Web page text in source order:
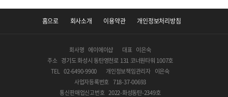
홈으로 회사소개 이용약관 개인정보처리방침
회사명 에이에이샵 대표 이은숙
주소 경기도 화성시 동탄영천로 131 코너원타워 1007호
TEL 02-6490-9900 개인정보책임관리자 이은숙
사업자등록번호 718-37-00693
통신판매업신고번호 2022-화성동탄-2349호